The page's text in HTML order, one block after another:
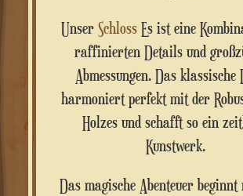
Unser SchlossEs ist eine
raffinierten Details und
Abmessungen. Das klassische
harmoniert perfekt mit der
Holzes und schafft so ein
Kunstwerk.
Das magische Abenteuer beginnt mit einer